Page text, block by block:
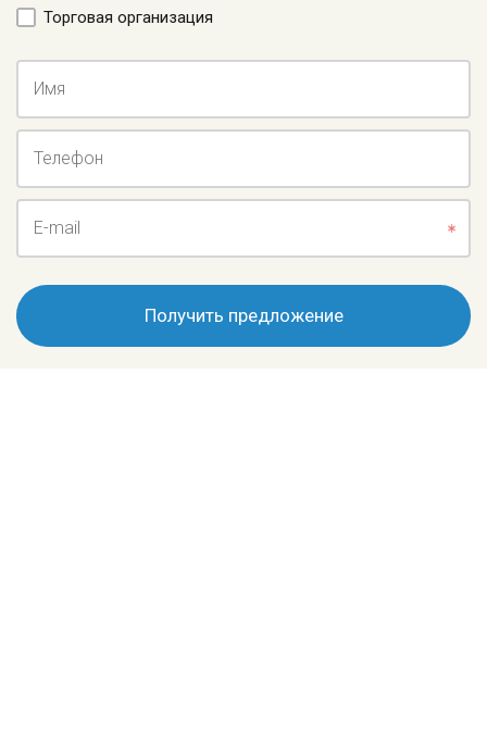
Торговая организация
Имя
Телефон
E-mail
Получить предложение